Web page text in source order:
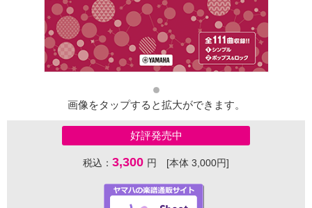
画像をタップすると拡大ができます。
好評発売中
税込： 3,300 円 [本体 3,000円]